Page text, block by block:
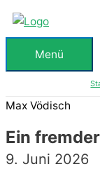
Zum
Inhalt
springenMenü
Menü
Max Vödisch
Ein
9. Juni 2026